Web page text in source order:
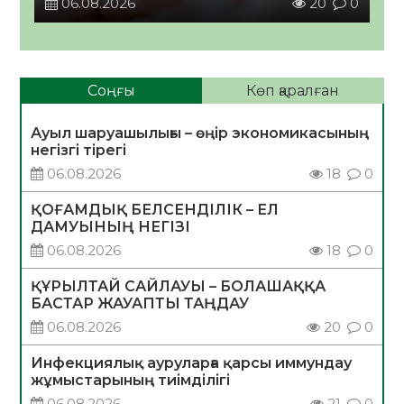
Соңғы Көп қаралған
Ауыл шаруашылығы – өңір экономикасының
негізгі тірегі
06.08.2026
18 0
ҚОҒАМДЫҚ БЕЛСЕНДІЛІК – ЕЛ
ДАМУЫНЫҢ НЕГІЗІ
06.08.2026
18 0
ҚҰРЫЛТАЙ САЙЛАУЫ – БОЛАШАҚҚА
БАСТАР ЖАУАПТЫ ТАҢДАУ
06.08.2026
20 0
Инфекциялық ауруларға қарсы иммундау
жұмыстарының тиімділігі